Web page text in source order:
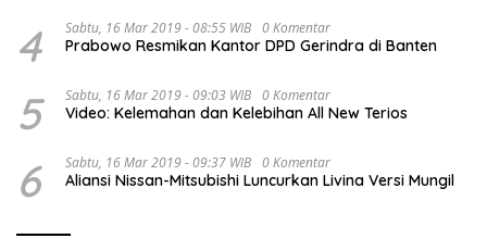
4 Sabtu, 16 Mar 2019 - 08:55 WIB 0 Komentar
Prabowo Resmikan Kantor DPD Gerindra di Banten
5 Sabtu, 16 Mar 2019 - 09:03 WIB 0 Komentar
Video: Kelemahan dan Kelebihan All New Terios
6 Sabtu, 16 Mar 2019 - 09:37 WIB 0 Komentar
Aliansi Nissan-Mitsubishi Luncurkan Livina Versi Mungil